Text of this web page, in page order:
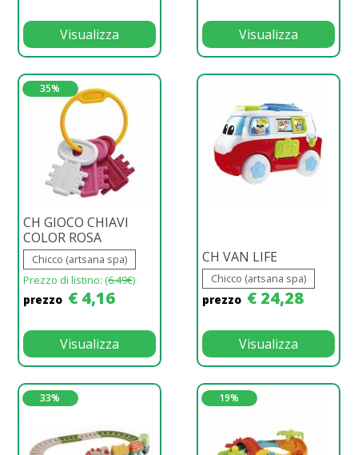
Visualizza Visualizza
35%
CH GIOCO CHIAVI
COLOR ROSA
Chicco (artsana spa)
Prezzo di listino: (6.49€)
prezzo € 4,16
Visualizza
CH VAN LIFE
Chicco (artsana spa)
prezzo € 24,28
Visualizza
33% 19%